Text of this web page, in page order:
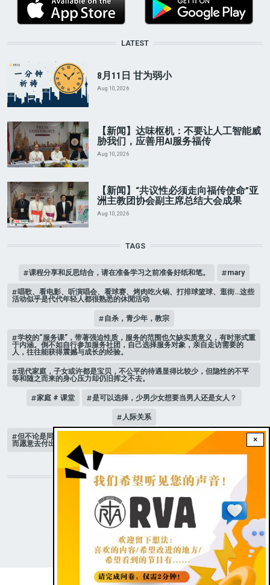
×
LATEST
8月11日 甘为弱小
Aug 10, 2026
【新闻】达味枢机：不要让人工智能威
胁我们，应善用AI服务福传
Aug 10, 2026
【新闻】“共议性必须走向福传使命”亚
洲主教团协会副主席总结大会成果
Aug 10, 2026
TAGS
课程分享和反思结合，请在准备学习之前准备好纸和笔。 mary
唱歌、看电影、听演唱会、看球赛、烤肉吃火锅、打排球篮球、逛街…这些
活动似乎是代代年轻人都很熟悉的休閒活动
自杀，青少年，教宗
学校的“服务课”，带著强迫性质，服务的范围也欠缺实质意义，有时形式重
于内涵。倒不如自行参加服务社团，自己选择服务对象，亲自走访需要的
人，往往能获得震撼与成长的经验。
现代家庭，子女或许都是宝贝，不公平的待遇显得比较少，但隐性的不平
等和随之而来的身心压力却仍旧挥之不去。
家庭 # 课堂 是可以选择，少男少女想要当男人还是女人？
人际关系
但不论是同性还是异性恋者，都在情人眼裡辨认出自己的重要性，于是进
而愿意去付出，去关心。
STAY CONNECTED WITH US!